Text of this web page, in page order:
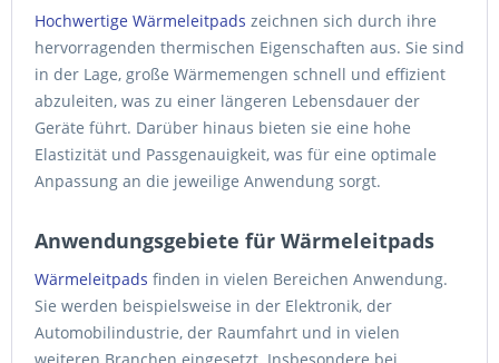
Hochwertige Wärmeleitpads zeichnen sich durch ihre
hervorragenden thermischen Eigenschaften aus. Sie sind
in der Lage, große Wärmemengen schnell und effizient
abzuleiten, was zu einer längeren Lebensdauer der
Geräte führt. Darüber hinaus bieten sie eine hohe
Elastizität und Passgenauigkeit, was für eine optimale
Anpassung an die jeweilige Anwendung sorgt.
Anwendungsgebiete für Wärmeleitpads
Wärmeleitpads finden in vielen Bereichen Anwendung.
Sie werden beispielsweise in der Elektronik, der
Automobilindustrie, der Raumfahrt und in vielen